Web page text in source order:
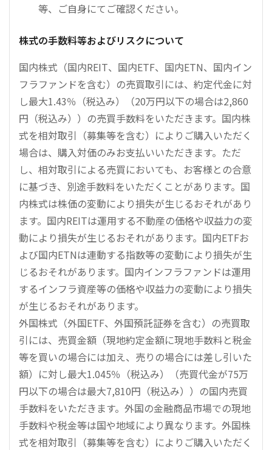
等、ご自身にてご確認ください。
株式の手数料等およびリスクについて
国内株式（国内REIT、国内ETF、国内ETN、国内イン
フラファンドを含む）の売買取引には、約定代金に対
し最大1.43％（税込み）（20万円以下の場合は2,860
円（税込み））の売買手数料をいただきます。国内株
式を相対取引（募集等を含む）によりご購入いただく
場合は、購入対価のみお支払いいただきます。ただ
し、相対取引による売買においても、お客様との合意
に基づき、別途手数料をいただくことがあります。国
内株式は株価の変動により損失が生じるおそれがあり
ます。国内REITは運用する不動産の価格や収益力の変
動により損失が生じるおそれがあります。国内ETFお
よび国内ETNは連動する指数等の変動により損失が生
じるおそれがあります。国内インフラファンドは運用
するインフラ資産等の価格や収益力の変動により損失
が生じるおそれがあります。
外国株式（外国ETF、外国預託証券を含む）の売買取
引には、売買金額（現地約定金額に現地手数料と税金
等を買いの場合には加え、売りの場合には差し引いた
額）に対し最大1.045％（税込み）（売買代金が75万
円以下の場合は最大7,810円（税込み））の国内売買
手数料をいただきます。外国の金融商品市場での現地
手数料や税金等は国や地域により異なります。外国株
式を相対取引（募集等を含む）によりご購入いただく